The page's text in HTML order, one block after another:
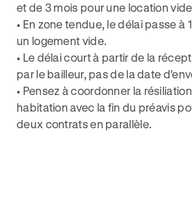
et de 3 mois pour une location
• En zone tendue, le délai passe à
un logement vide.
• Le délai court à partir de la
par le bailleur, pas de la date
• Pensez à coordonner la
habitation avec la fin du préavis
deux contrats en parallèle.